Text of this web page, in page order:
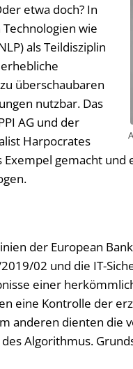
etwa doch? In
wie
als Teildisziplin
überschaubaren
nutzbar. Das
AG und der
Harpocrates
gemacht
der European
02 und die IT-
einer
eine Kontrolle der
anderen dienten die
Algorithmus.